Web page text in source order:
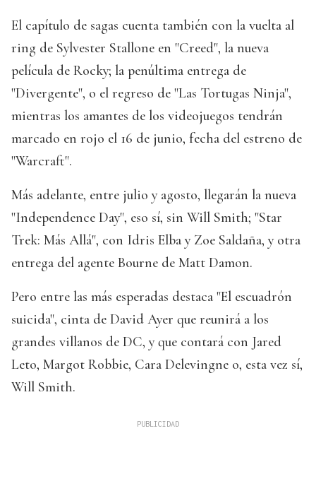
El capítulo de sagas cuenta también con la vuelta al
ring de Sylvester Stallone en "Creed", la nueva
película de Rocky; la penúltima entrega de
"Divergente", o el regreso de "Las Tortugas Ninja",
mientras los amantes de los videojuegos tendrán
marcado en rojo el 16 de junio, fecha del estreno de
"Warcraft".
Más adelante, entre julio y agosto, llegarán la nueva
"Independence Day", eso sí, sin Will Smith; "Star
Trek: Más Allá", con Idris Elba y Zoe Saldaña, y otra
entrega del agente Bourne de Matt Damon.
Pero entre las más esperadas destaca "El escuadrón
suicida", cinta de David Ayer que reunirá a los
grandes villanos de DC, y que contará con Jared
Leto, Margot Robbie, Cara Delevingne o, esta vez sí,
Will Smith.